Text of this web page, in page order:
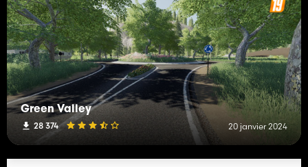
Green Valley
28 374 20 janvier 2024